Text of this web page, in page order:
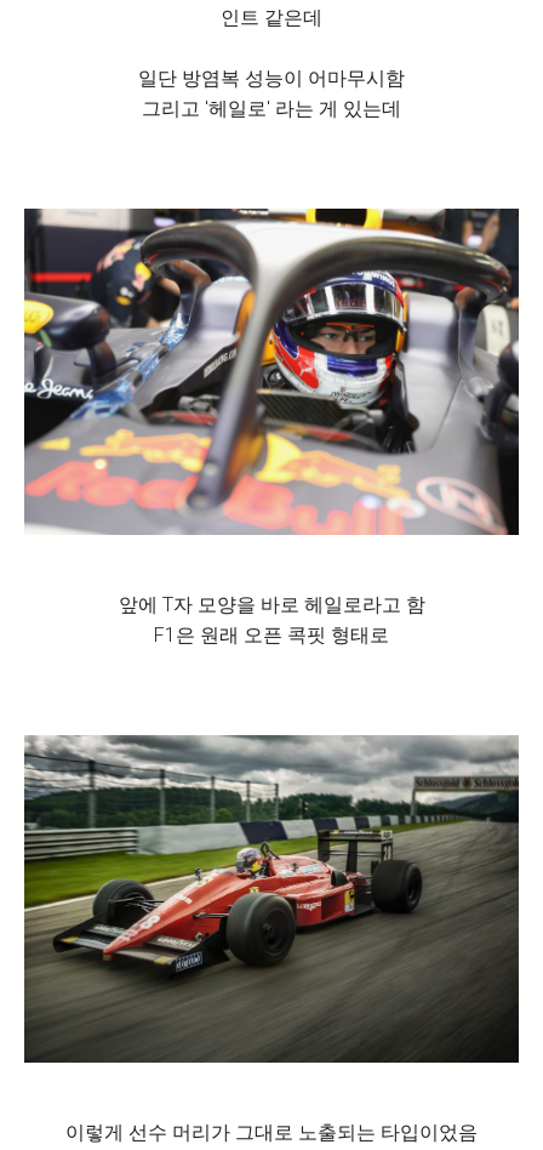
인트 같은데
일단 방염복 성능이 어마무시함
그리고 '헤일로' 라는 게 있는데
앞에 T자 모양을 바로 헤일로라고 함
F1은 원래 오픈 콕핏 형태로
이렇게 선수 머리가 그대로 노출되는 타입이었음